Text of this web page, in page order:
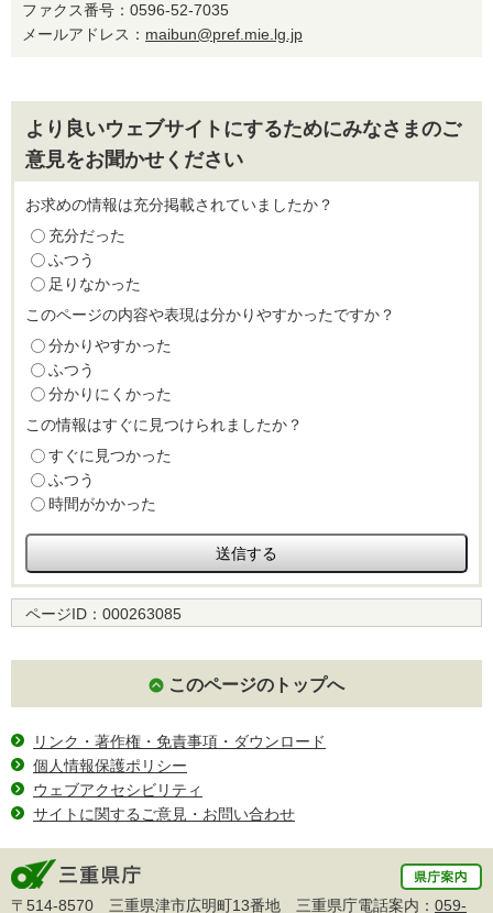
ファクス番号：0596-52-7035
メールアドレス： maibun@pref.mie.lg.jp
より良いウェブサイトにするためにみなさまのご
意見をお聞かせください
お求めの情報は充分掲載されていましたか？
充分だった
ふつう
足りなかった
このページの内容や表現は分かりやすかったですか？
分かりやすかった
ふつう
分かりにくかった
この情報はすぐに見つけられましたか？
すぐに見つかった
ふつう
時間がかかった
ページID： 000263085
このページのトップへ
リンク・著作権・免責事項・ダウンロード
個人情報保護ポリシー
ウェブアクセシビリティ
サイトに関するご意見・お問い合わせ
〒514-8570 三重県津市広明町13番地 三重県庁電話案内： 059-